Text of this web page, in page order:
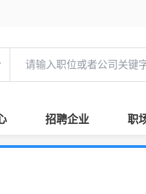
招聘企业 职